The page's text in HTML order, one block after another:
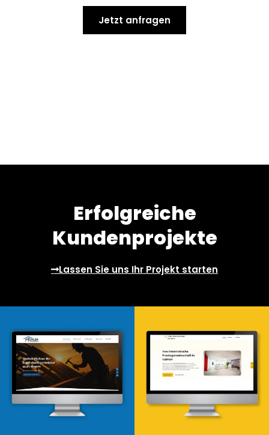
Jetzt anfragen
Erfolgreiche
Kundenprojekte
Lassen Sie uns Ihr Projekt starten